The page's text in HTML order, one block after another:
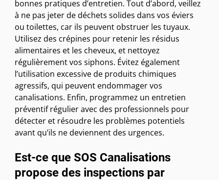
bonnes pratiques d’entretien. Tout d’abord, veillez
à ne pas jeter de déchets solides dans vos éviers
ou toilettes, car ils peuvent obstruer les tuyaux.
Utilisez des crépines pour retenir les résidus
alimentaires et les cheveux, et nettoyez
régulièrement vos siphons. Évitez également
l’utilisation excessive de produits chimiques
agressifs, qui peuvent endommager vos
canalisations. Enfin, programmez un entretien
préventif régulier avec des professionnels pour
détecter et résoudre les problèmes potentiels
avant qu’ils ne deviennent des urgences.
Est-ce que SOS Canalisations
propose des inspections par